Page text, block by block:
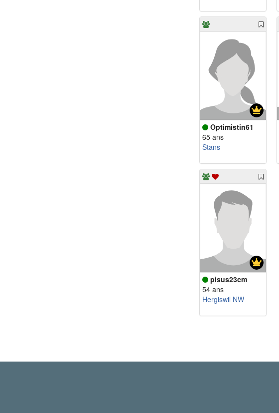
Optimistin61
65 ans
Stans
pisus23cm
54 ans
Hergiswil NW